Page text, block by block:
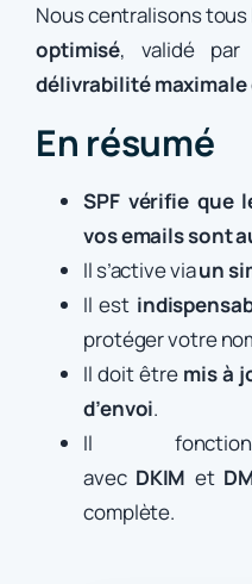
Nous centralisons
optimisé, validé par
délivrabilité maximale
En résumé
SPF vérifie que
vos emails sont
Il s’active viaun
Il est
protéger votre
Il doit être mis à
d’envoi.
Il
avec DKIM et
complète.